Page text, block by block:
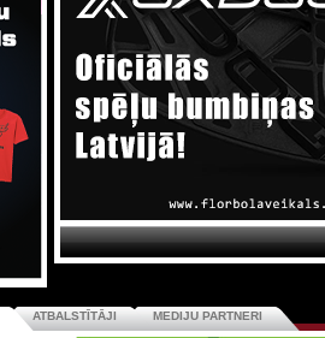
ATBALSTĪTĀJI MEDIJU PARTNERI